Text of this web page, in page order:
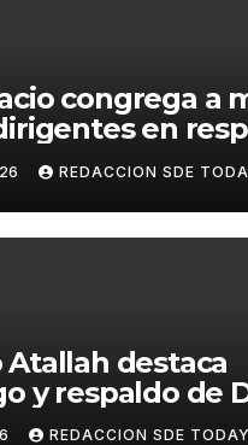
congrega a
en
“Yayo” Sanz
REDACCION SDE
destaca
y respaldo de
dentro del PRM
REDACCION SDE TODAY